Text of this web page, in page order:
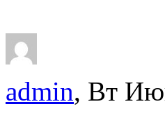
admin, Вт